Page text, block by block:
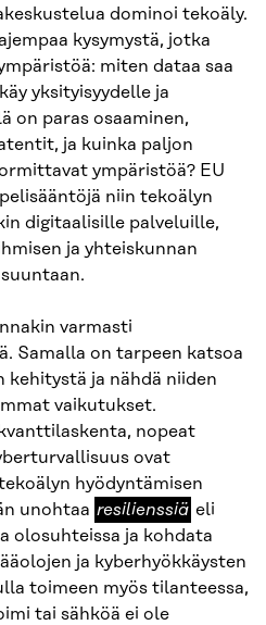
dominoi tekoäly.
kysymystä, jotka
miten dataa saa
yksityisyydelle ja
on paras osaaminen,
ja kuinka paljon
ympäristöä? EU
niin tekoälyn
digitaalisille palveluille,
ja yhteiskunnan
varmasti
Samalla on tarpeen katsoa
kehitystä ja nähdä niiden
vaikutukset.
nopeat
ovat
hyödyntämisen
unohtaa resilienssiä
resilienssiä eli
olosuhteissa ja kohdata
ja kyberhyökkäysten
toimeen myös tilanteessa,
tai sähköä ei ole